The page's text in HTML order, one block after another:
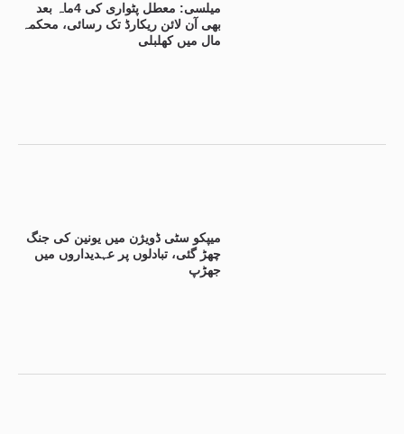
میلسی: معطل پٹواری کی 4ماہ بعد
بھی آن لائن ریکارڈ تک رسائی، محکمہ
مال میں کھلبلی
میپکو سٹی ڈویژن میں یونین کی جنگ
چھڑ گئی، تبادلوں پر عہدیداروں میں
جھڑپ